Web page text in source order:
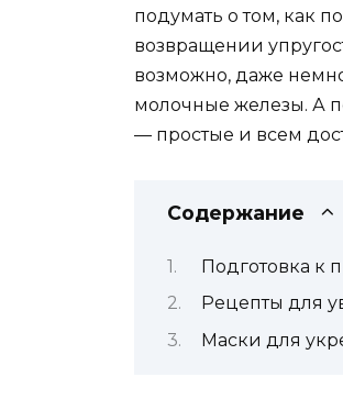
подумать о том, как
возвращении
возможно, даже
молочные железы. А
— простые и всем
Содержание
Подготовка к
Рецепты для
Маски для